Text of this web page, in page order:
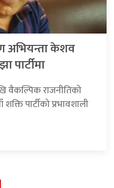
अभियन्ता केशव
पार्टीमा
वैकल्पिक राजनीतिको
पार्टीको प्रभावशाली